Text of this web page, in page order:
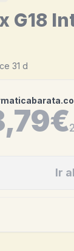
G18
31 d
Ir